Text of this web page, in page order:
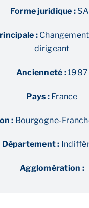
Forme juridique :
:
dirigeant
Ancienneté :1987
Pays :France
: Bourgogne-
Département :
Agglomération :